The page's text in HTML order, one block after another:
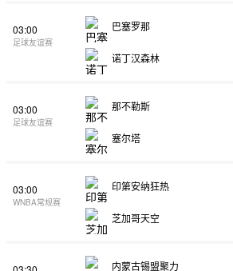
03:00
足球友谊赛
巴塞罗那
诺丁汉森林
03:00
足球友谊赛
那不勒斯
塞尔塔
03:00
WNBA常规赛
印第安纳狂热
芝加哥天空
内蒙古锡盟聚力